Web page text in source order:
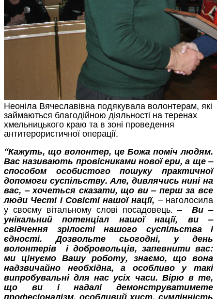
Неоніла Вячеславівна подякувала волонтерам, які
займаються благодійною діяльності на теренах
хмельницького краю та в зоні проведення
антитерористичної операції.
“Кажуть, що волонтер, це Божа поміч людям.
Вас називають провісниками нової ери, а ще –
способом особистого пошуку практичної
допомоги суспільству. Але, дивлячись нині на
вас, – хочеться сказати, що ви – перш за все
люди Честі і Совісті нашої нації, – наголосила
у своєму вітальному слові посадовець. – Ви –
унікальний потенціал нашої нації, ви –
свідчення зрілості нашого суспільства і
єдності.Дозвольте сьогодні, у день
волонтерів і добровольців, запевнити вас:
ми цінуємо Вашу роботу, знаємо, що вона
надзвичайно необхідна, а особливо у такі
випробувальні для нас усіх часи. Вірю в те,
що ви і надалі демонструватимете
професіоналізм, особливий хист, сумлінність